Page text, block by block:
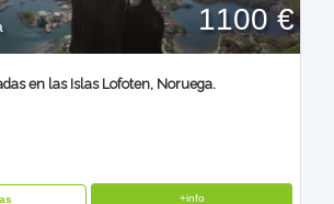
1100 €
en las Islas Lofoten, Noruega.
+info